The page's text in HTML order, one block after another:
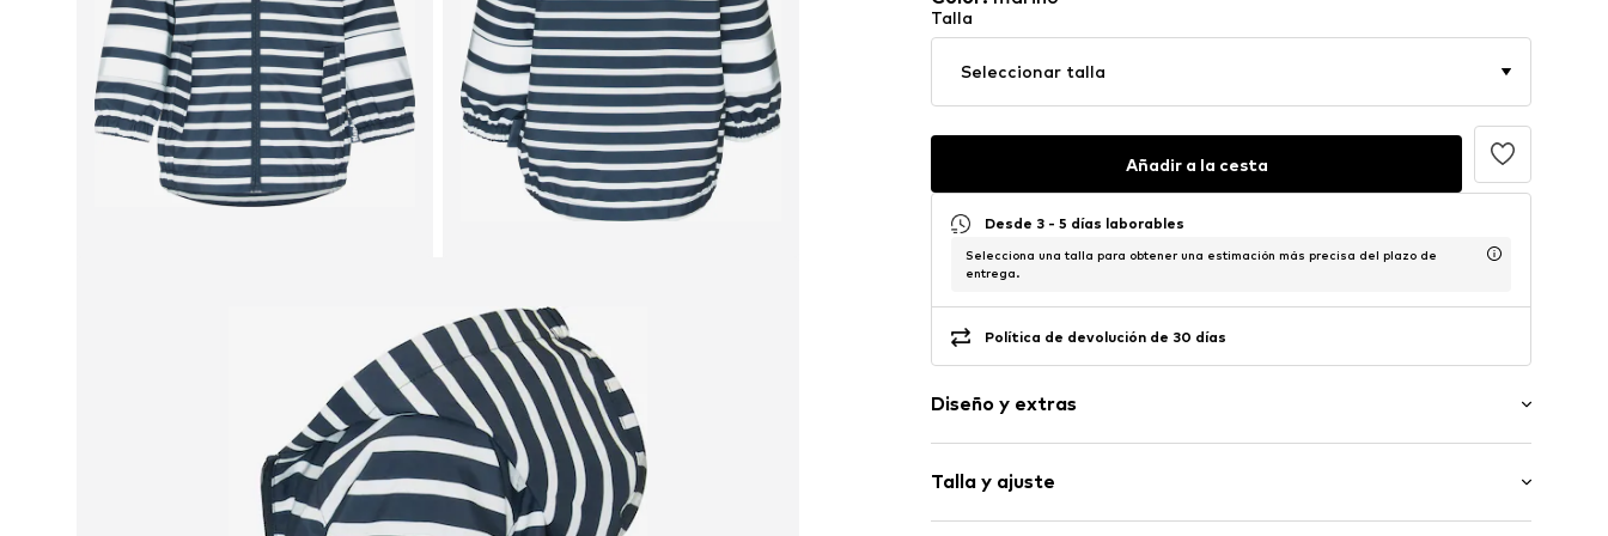
Talla
Seleccionar talla
Añadir a la cesta
Desde 3 - 5 días laborables
Selecciona una talla para obtener una estimación más precisa del plazo de
entrega.
Política de devolución de 30 días
Diseño y extras
Chaqueta impermeable
Dobladillo/borde cosido
Talla y ajuste